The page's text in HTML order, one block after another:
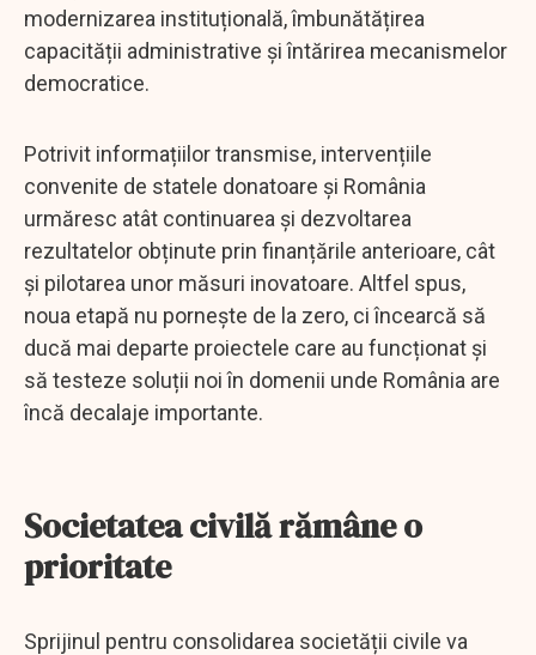
modernizarea instituțională, îmbunătățirea
capacității administrative și întărirea mecanismelor
democratice.
Potrivit informațiilor transmise, intervențiile
convenite de statele donatoare și România
urmăresc atât continuarea și dezvoltarea
rezultatelor obținute prin finanțările anterioare, cât
și pilotarea unor măsuri inovatoare. Altfel spus,
noua etapă nu pornește de la zero, ci încearcă să
ducă mai departe proiectele care au funcționat și
să testeze soluții noi în domenii unde România are
încă decalaje importante.
Societatea civilă rămâne o
prioritate
Sprijinul pentru consolidarea societății civile va